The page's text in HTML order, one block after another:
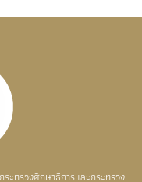
ระทรวงศึกษาธิการและกระทรวง